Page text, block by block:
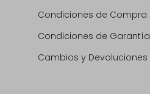
Condiciones de Compra
Condiciones de Garantía
Cambios y Devoluciones